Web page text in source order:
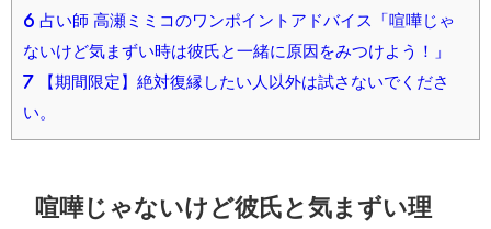
6 占い師 高瀬ミミコのワンポイントアドバイス「喧嘩じゃ
ないけど気まずい時は彼氏と一緒に原因をみつけよう！」
7 【期間限定】絶対復縁したい人以外は試さないでくださ
い。
喧嘩じゃないけど彼氏と気まずい理